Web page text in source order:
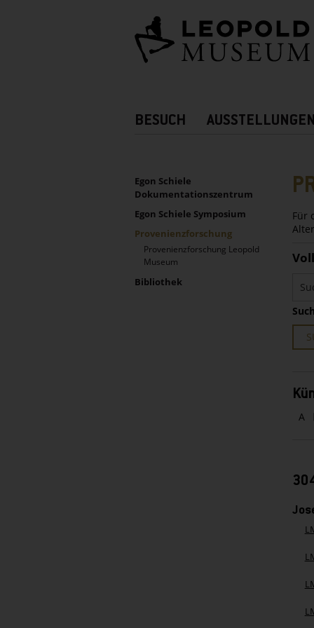
Hauptnavigation
BESUCH AUSSTELLUNGEN
Sidebar
UNTERNAVIGATION
Egon Schiele
Dokumentationszentrum
Egon Schiele Symposium
Provenienzforschung
Provenienzforschung Leopold
Museum
Bibliothek
Für
A